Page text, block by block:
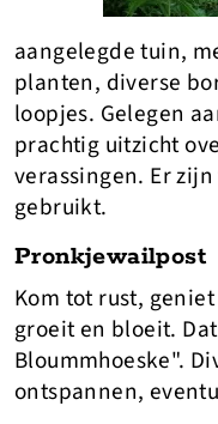
aangelegde tuin,
planten, diverse
loopjes. Gelegen
prachtig uitzicht
verassingen. Er
gebruikt.
Pronkjewailpost
Kom tot rust,
groeit en bloeit.
Bloummhoeske".
ontspannen,